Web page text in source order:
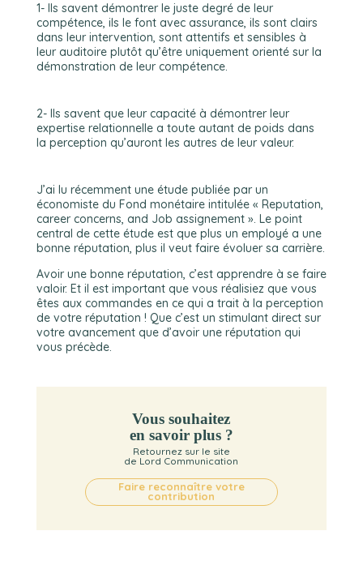
1- Ils savent démontrer le juste degré de leur
compétence, ils le font avec assurance, ils sont clairs
dans leur intervention, sont attentifs et sensibles à
leur auditoire plutôt qu’être uniquement orienté sur la
démonstration de leur compétence.
2- Ils savent que leur capacité à démontrer leur
expertise relationnelle a toute autant de poids dans
la perception qu’auront les autres de leur valeur.
J’ai lu récemment une étude publiée par un
économiste du Fond monétaire intitulée « Reputation,
career concerns, and Job assignement ». Le point
central de cette étude est que plus un employé a une
bonne réputation, plus il veut faire évoluer sa carrière.
Avoir une bonne réputation, c’est apprendre à se faire
valoir. Et il est important que vous réalisiez que vous
êtes aux commandes en ce qui a trait à la perception
de votre réputation ! Que c’est un stimulant direct sur
votre avancement que d’avoir une réputation qui
vous précède.
Vous souhaitez
en savoir plus ?
Retournez sur le site
de Lord Communication
Faire reconnaître votre
contribution